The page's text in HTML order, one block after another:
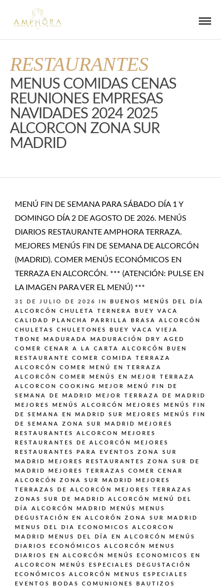
RESTAURANTES
MENUS COMIDAS CENAS
REUNIONES EMPRESAS
NAVIDADES 2024 2025
ALCORCON ZONA SUR
MADRID
MENÚ FIN DE SEMANA PARA SÁBADO DÍA 1 Y
DOMINGO DÍA 2 DE AGOSTO DE 2026. MENÚS
DIARIOS RESTAURANTE AMPHORA TERRAZA.
MEJORES MENÚS FIN DE SEMANA DE ALCORCÓN
(MADRID). COMER MENÚS ECONÓMICOS EN
TERRAZA EN ALCORCÓN. *** (ATENCIÓN: PULSE EN
LA IMAGEN PARA VER EL MENÚ) ***
31 DE JULIO DE 2026 IN
BUENOS MENÚS DEL DÍA
ALCORCÓN
CHULETA TERNERA BUEY VACA
CALIDAD PLANCHA PARRILLA BRASA ALCORCÓN
CHULETAS CHULETONES BUEY VACA VIEJA
TBONE MADURADA MADURACIÓN DRY AGED
COMER CENAR A LA CARTA ALCORCÓN BUEN
RESTAURANTE
COMER COMIDA TERRAZA
ALCORCÓN
COMER MENÚ EN TERRAZA
ALCORCÓN
COMER MENÚS EN MEJOR TERRAZA
ALCORCON
COOKING
MEJOR MENÚ FIN DE
SEMANA DE MADRID
MEJOR TERRAZA DE MADRID
MEJORES MENÚS ALCORCÓN
MEJORES MENÚS FIN
DE SEMANA EN MADRID SUR
MEJORES MENÚS FIN
DE SEMANA ZONA SUR MADRID
MEJORES
RESTAURANTES ALCORCON
MEJORES
RESTAURANTES DE ALCORCÓN
MEJORES
RESTAURANTES PARA EVENTOS ZONA SUR
MADRID
MEJORES RESTAURANTES ZONA SUR DE
MADRID
MEJORES TERRAZAS COMER CENAR
ALCORCÓN ZONA SUR MADRID
MEJORES
TERRAZAS DE ALCORCÓN
MEJORES TERRAZAS
ZONAS SUR DE MADRID ALCORCÓN
MENÚ DEL
DÍA ALCORCÓN MADRID
MENÚS
MENUS
DEGUSTACIÓN EN ALCORÓN ZONA SUR MADRID
MENUS DEL DIA ECONOMICOS ALCORCON
MADRID
MENUS DEL DÍA EN ALCORCÓN
MENÚS
DIARIOS ECONÓMICOS ALCORCÓN
MENUS
DIARIOS EN ALCORCÓN
MENÚS ECONOMICOS EN
ALCORCON
MENÚS ESPECIALES DEGUSTACIÓN
ECONÓMICOS ALCORCÓN
MENUS ESPECIALES
EVENTOS BODAS COMUNIONES BAUTIZOS